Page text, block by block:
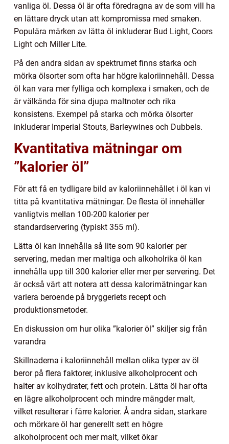
vanliga öl. Dessa öl är ofta föredragna av de som vill ha
en lättare dryck utan att kompromissa med smaken.
Populära märken av lätta öl inkluderar Bud Light, Coors
Light och Miller Lite.
På den andra sidan av spektrumet finns starka och
mörka ölsorter som ofta har högre kaloriinnehåll. Dessa
öl kan vara mer fylliga och komplexa i smaken, och de
är välkända för sina djupa maltnoter och rika
konsistens. Exempel på starka och mörka ölsorter
inkluderar Imperial Stouts, Barleywines och Dubbels.
Kvantitativa mätningar om
”kalorier öl”
För att få en tydligare bild av kaloriinnehållet i öl kan vi
titta på kvantitativa mätningar. De flesta öl innehåller
vanligtvis mellan 100-200 kalorier per
standardservering (typiskt 355 ml).
Lätta öl kan innehålla så lite som 90 kalorier per
servering, medan mer maltiga och alkoholrika öl kan
innehålla upp till 300 kalorier eller mer per servering. Det
är också värt att notera att dessa kalorimätningar kan
variera beroende på bryggeriets recept och
produktionsmetoder.
En diskussion om hur olika ”kalorier öl” skiljer sig från
varandra
Skillnaderna i kaloriinnehåll mellan olika typer av öl
beror på flera faktorer, inklusive alkoholprocent och
halter av kolhydrater, fett och protein. Lätta öl har ofta
en lägre alkoholprocent och mindre mängder malt,
vilket resulterar i färre kalorier. Å andra sidan, starkare
och mörkare öl har generellt sett en högre
alkoholprocent och mer malt, vilket ökar